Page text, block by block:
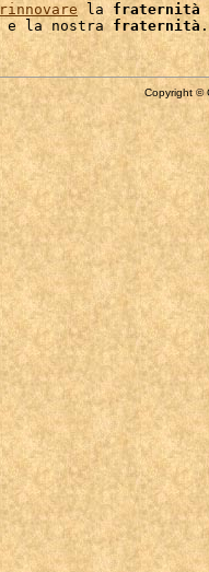
rinnovare la fraternità
e la nostra fraternità
Copyright ©